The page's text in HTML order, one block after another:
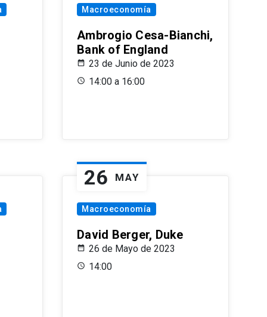
Macroeconomía
Ambrogio Cesa-Bianchi,
Bank of England
23 de Junio de 2023
14:00 a 16:00
26 MAY
Macroeconomía
David Berger, Duke
26 de Mayo de 2023
14:00